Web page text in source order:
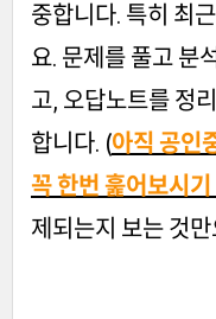
중합니다. 특히 최
요. 문제를 풀고 분
고, 오답노트를 정
합니다. (아직 공인
꼭 한번 훑어보시
제되는지 보는 것